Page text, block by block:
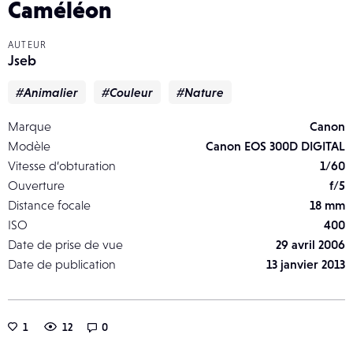
Caméléon
AUTEUR
Jseb
#Animalier #Couleur #Nature
Marque
Canon
Modèle
Canon EOS 300D DIGITAL
Vitesse d’obturation
1/60
Ouverture
f/5
Distance focale
18 mm
ISO
400
Date de prise de vue
29 avril 2006
Date de publication
13 janvier 2013
1 12 0